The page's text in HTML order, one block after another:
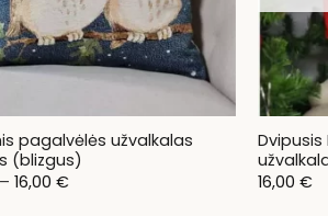
pagalvėlės užvalkalas
(blizgus)
– 16,00 €Price
16,00 €